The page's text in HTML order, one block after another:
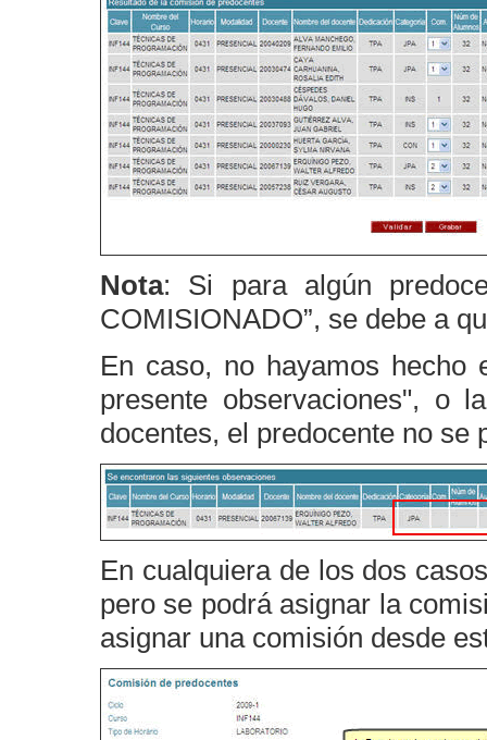
Nota: Si para algún
COMISIONADO”, se debe a
En caso, no hayamos hecho
presente observaciones", o
docentes, el predocente no se
En cualquiera de los dos
pero se podrá asignar la
asignar una comisión desde